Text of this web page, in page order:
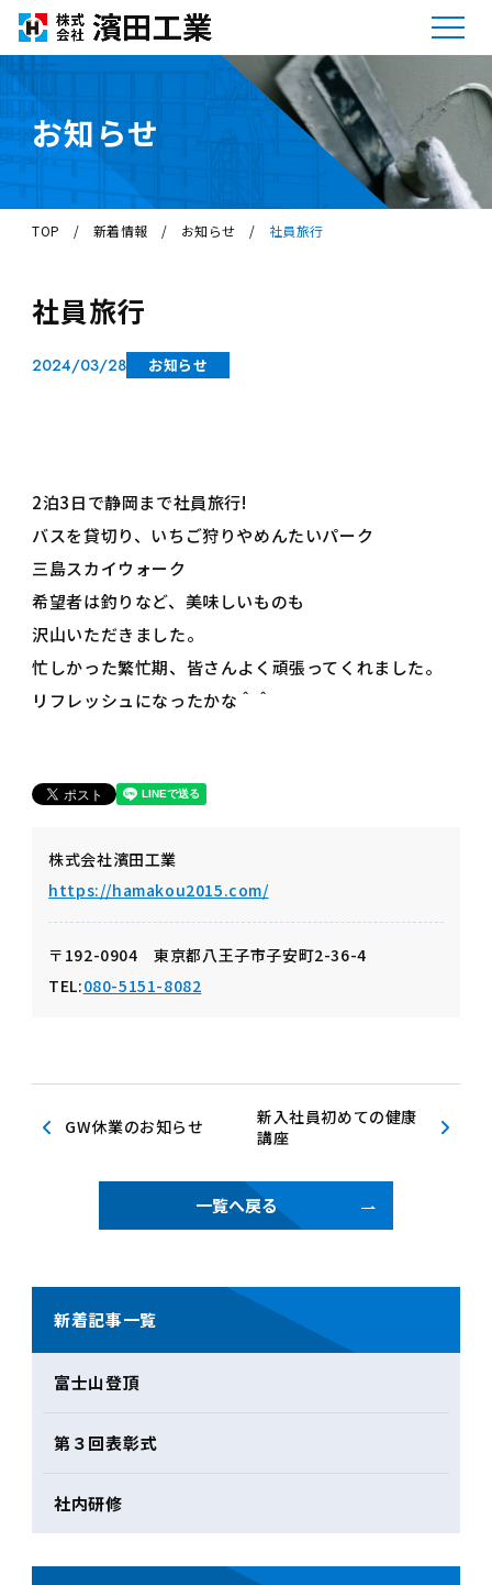
お知らせ
TOP / 新着情報 / お知らせ / 社員旅行
社員旅行
2024/03/28 お知らせ
2泊3日で静岡まで社員旅行!
バスを貸切り、いちご狩りやめんたいパーク
三島スカイウォーク
希望者は釣りなど、美味しいものも
沢山いただきました。
忙しかった繁忙期、皆さんよく頑張ってくれました。
リフレッシュになったかな＾＾
株式会社濱田工業
https://hamakou2015.com/
〒192-0904 東京都八王子市子安町2-36-4
TEL:080-5151-8082
GW休業のお知らせ
新入社員初めての健康
講座
一覧へ戻る
新着記事一覧
富士山登頂
第３回表彰式
社内研修